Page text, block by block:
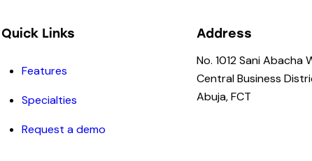
Quick Links
Features
Specialties
Request a demo
Address
No. 1012 Sani Abacha
Central Business
Abuja, FCT